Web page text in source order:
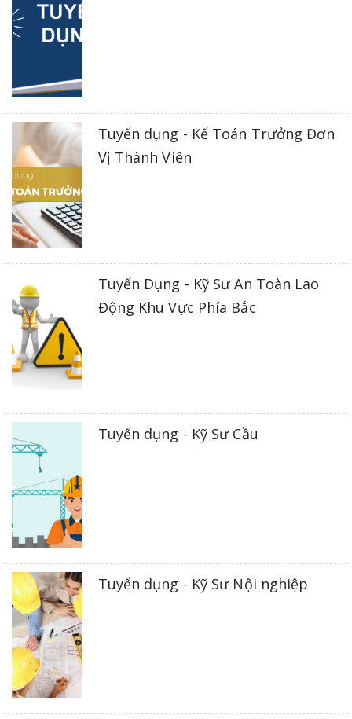
Tuyển dụng - Kế Toán Trưởng Đơn
Vị Thành Viên
Tuyển Dụng - Kỹ Sư An Toàn Lao
Động Khu Vực Phía Bắc
Tuyển dụng - Kỹ Sư Cầu
Tuyển dụng - Kỹ Sư Nội nghiệp